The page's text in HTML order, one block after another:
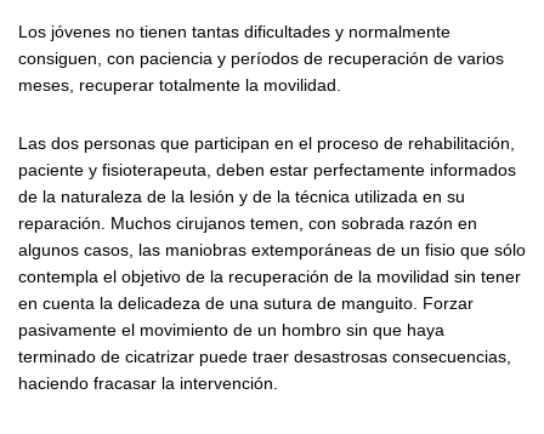
Los jóvenes no tienen tantas dificultades y normalmente
consiguen, con paciencia y períodos de recuperación de varios
meses, recuperar totalmente la movilidad.
Las dos personas que participan en el proceso de rehabilitación,
paciente y fisioterapeuta, deben estar perfectamente informados
de la naturaleza de la lesión y de la técnica utilizada en su
reparación. Muchos cirujanos temen, con sobrada razón en
algunos casos, las maniobras extemporáneas de un fisio que sólo
contempla el objetivo de la recuperación de la movilidad sin tener
en cuenta la delicadeza de una sutura de manguito. Forzar
pasivamente el movimiento de un hombro sin que haya
terminado de cicatrizar puede traer desastrosas consecuencias,
haciendo fracasar la intervención.